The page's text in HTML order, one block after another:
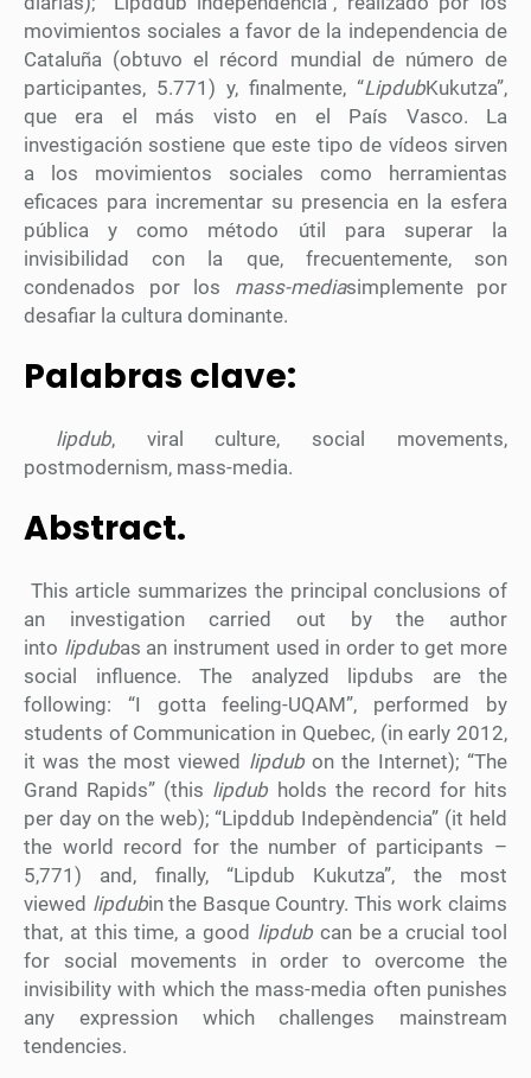
movimientos sociales a favor de la independencia de
Cataluña (obtuvo el récord mundial de número de
participantes, 5.771) y, finalmente, “LipdubKukutza”,
que era el más visto en el País Vasco. La
investigación sostiene que este tipo de vídeos sirven
a los movimientos sociales como herramientas
eficaces para incrementar su presencia en la esfera
pública y como método útil para superar la
invisibilidad con la que, frecuentemente, son
condenados por los mass-mediasimplemente por
desafiar la cultura dominante.
Palabras clave:
lipdub, viral culture, social movements,
postmodernism, mass-media.
Abstract.
This article summarizes the principal conclusions of
an investigation carried out by the author
into lipdubas an instrument used in order to get more
social influence. The analyzed lipdubs are the
following: “I gotta feeling-UQAM”, performed by
students of Communication in Quebec, (in early 2012,
it was the most viewed lipdubon the Internet); “The
Grand Rapids” (this lipdub holds the record for hits
per day on the web); “Lipddub Indepèndencia” (it held
the world record for the number of participants –
5,771) and, finally, “Lipdub Kukutza”, the most
viewed lipdubin the Basque Country. This work claims
that, at this time, a good lipdubcan be a crucial tool
for social movements in order to overcome the
invisibility with which the mass-media often punishes
any expression which challenges mainstream
tendencies.